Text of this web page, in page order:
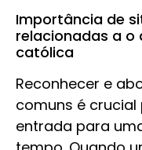
Importância de
relacionadas a o
católica
Reconhecer e
comuns é
entrada para